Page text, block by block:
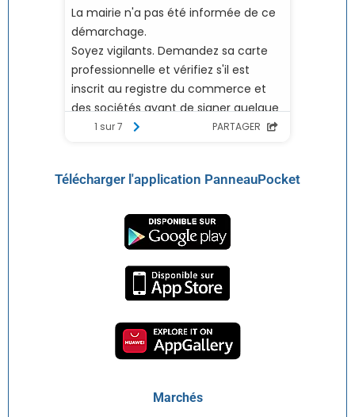
Télécharger l'application PanneauPocket
Marchés